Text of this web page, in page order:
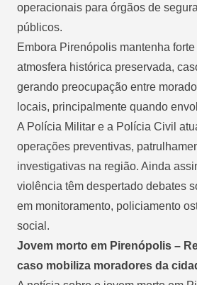
operacionais para órgãos de
públicos.
Embora Pirenópolis mantenha
atmosfera histórica preservada,
gerando preocupação entre
locais, principalmente quando
A Polícia Militar e a Polícia Civil
operações preventivas,
investigativas na região. Ainda
violência têm despertado debates
em monitoramento, policiamento
social.
Jovem morto em Pirenópolis –
caso mobiliza moradores da